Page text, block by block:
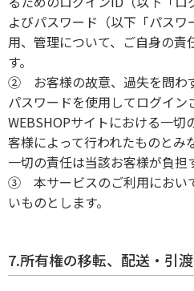
よびパスワード（以下「パス
用、管理について、ご自身の責
す。
② お客様の故意、過失を問わ
パスワードを使用してログイン
WEBSHOPサイトにおける一切
客様によって行われたものとみ
一切の責任は当該お客様が負担
③ 本サービスのご利用におい
いものとします。
7.所有権の移転、配送・引